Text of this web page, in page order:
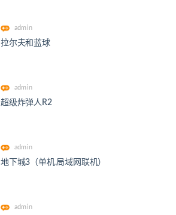
admin
拉尔夫和蓝球
admin
超级炸弹人R2
admin
地下城3（单机.局域网联机）
admin